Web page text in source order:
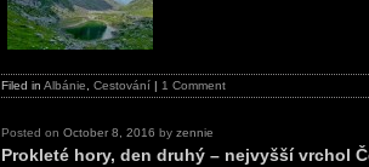
Filed in Albánie Cestování | 1 Comment
Posted on October 8, 2016 by zennie
Prokleté hory, den druhý – nejvyšší vrchol